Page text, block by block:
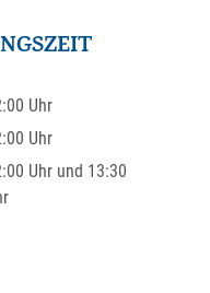
Uhr
Uhr
Uhr und 13:30